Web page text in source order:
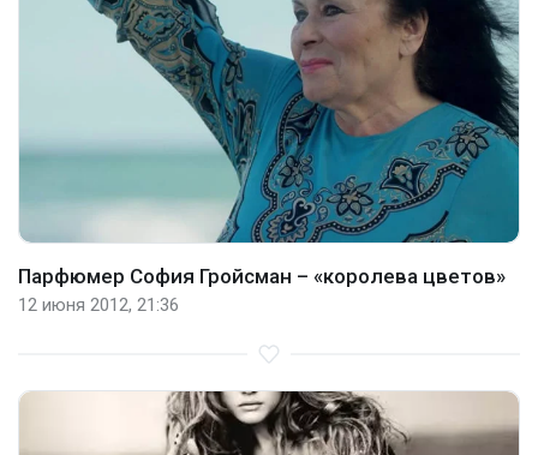
Парфюмер София Гройсман – «королева цветов»
12 июня 2012, 21:36